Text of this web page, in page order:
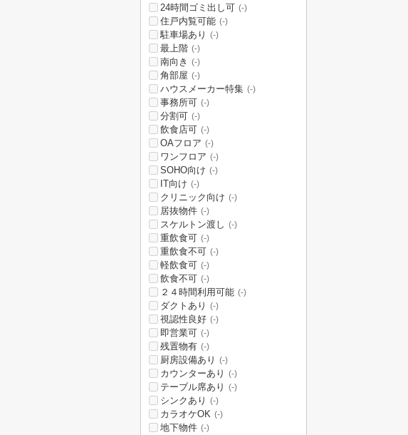
24時間ゴミ出し可 (-)
住戸内覧可能 (-)
駐車場あり (-)
最上階 (-)
南向き (-)
角部屋 (-)
ハウスメーカー特集 (-)
事務所可 (-)
分割可 (-)
飲食店可 (-)
OAフロア (-)
ワンフロア (-)
SOHO向け (-)
IT向け (-)
クリニック向け (-)
居抜物件 (-)
スケルトン渡し (-)
重飲食可 (-)
重飲食不可 (-)
軽飲食可 (-)
飲食不可 (-)
２４時間利用可能 (-)
ダクトあり (-)
視認性良好 (-)
即営業可 (-)
残置物有 (-)
厨房設備あり (-)
カウンターあり (-)
テーブル席あり (-)
シンクあり (-)
カラオケOK (-)
地下物件 (-)